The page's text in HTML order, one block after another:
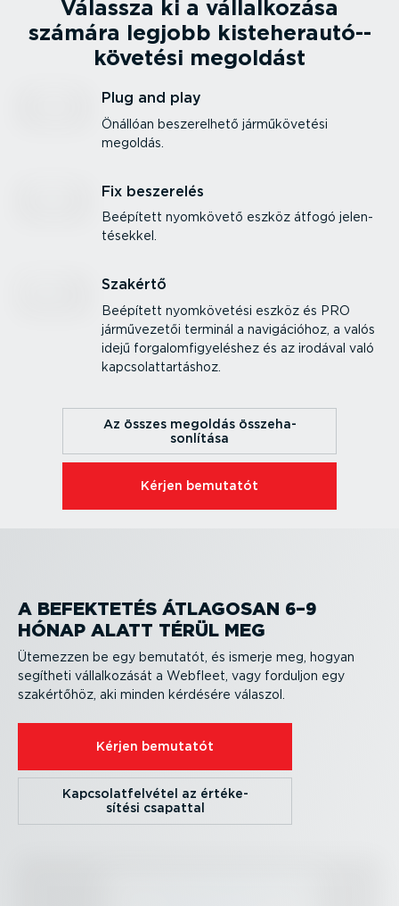
Válassza ki a vállal­kozása
számára legjobb kiste­her­au­tó-­
kö­vetési megoldást
Plug and play
Önállóan besze­relhető jármű­kö­vetési
megoldás.
Fix beszerelés
Beépített nyomkövető eszköz átfogó jelen­
té­sekkel.
Szakértő
Beépített nyomkö­vetési eszköz és PRO
jármű­ve­zetői terminál a navigá­cióhoz, a valós
idejű forga­lom­fi­gye­léshez és az irodával való
kapcso­lat­tar­táshoz.
Az összes megoldás össze­ha­
son­lítása
Kérjen bemutatót
A BEFEKTETÉS ÁTLAGOSAN 6–9
HÓNAP ALATT TÉRÜL MEG
Ütemezzen be egy bemutatót, és ismerje meg, hogyan
segítheti vállal­ko­zását a Webfleet, vagy forduljon egy
szakértőhöz, aki minden kérdésére válaszol.
Kérjen bemutatót
Kapcso­lat­fel­vétel az értéke­
sítési csapattal